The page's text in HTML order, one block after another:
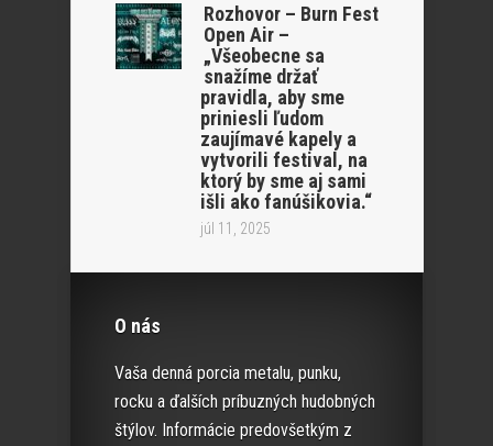
Rozhovor – Burn Fest
Open Air –
„Všeobecne sa
snažíme držať
pravidla, aby sme
priniesli ľudom
zaujímavé kapely a
vytvorili festival, na
ktorý by sme aj sami
išli ako fanúšikovia.“
júl 11, 2025
O nás
Vaša denná porcia metalu, punku,
rocku a ďalších príbuzných hudobných
štýlov. Informácie predovšetkým z